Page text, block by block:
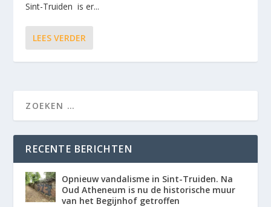
Sint-Truiden is er...
LEES VERDER
RECENTE BERICHTEN
Opnieuw vandalisme in Sint-Truiden. Na
Oud Atheneum is nu de historische muur
van het Begijnhof getroffen